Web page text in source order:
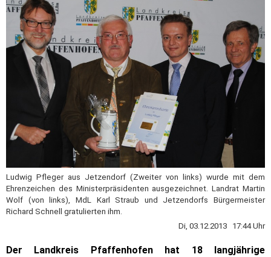
Ludwig Pfleger aus Jetzendorf (Zweiter von links) wurde mit dem
Ehrenzeichen des Ministerpräsidenten ausgezeichnet. Landrat Martin
Wolf (von links), MdL Karl Straub und Jetzendorfs Bürgermeister
Richard Schnell gratulierten ihm.
Di, 03.12.2013 17:44 Uhr
Der Landkreis Pfaffenhofen hat 18 langjährige